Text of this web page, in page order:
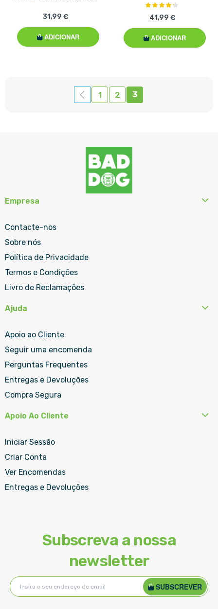
31,99 €
ADICIONAR
Classificação:
41,99 €
ADICIONAR
PáginaPágina
Anterior
Página
1 Página
2 Está de momento a
3
Empresa
Contacte-nos
Sobre nós
Política de Privacidade
Termos e Condições
Livro de Reclamações
Ajuda
Apoio ao Cliente
Seguir uma encomenda
Perguntas Frequentes
Entregas e Devoluções
Compra Segura
Apoio Ao Cliente
Iniciar Sessão
Criar Conta
Ver Encomendas
Entregas e Devoluções
Subscreva a nossa
newsletter
Subscreva
a
nossa
SUBSCREVER